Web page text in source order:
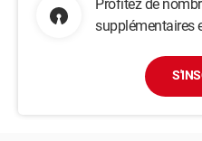
Profitez de
supplémentaires